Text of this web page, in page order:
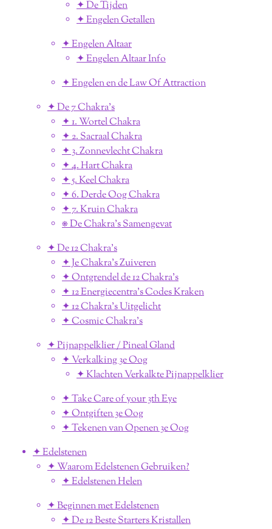
✦ De Tijden
✦ Engelen Getallen
✦ Engelen Altaar
✦ Engelen Altaar Info
✦ Engelen en de Law Of Attraction
✦ De 7 Chakra's
✦ 1. Wortel Chakra
✦ 2. Sacraal Chakra
✦ 3. Zonnevlecht Chakra
✦ 4. Hart Chakra
✦ 5. Keel Chakra
✦ 6. Derde Oog Chakra
✦ 7. Kruin Chakra
⎈ De Chakra's Samengevat
✦ De 12 Chakra's
✦ Je Chakra's Zuiveren
✦ Ontgrendel de 12 Chakra's
✦ 12 Energiecentra's Codes Kraken
✦ 12 Chakra's Uitgelicht
✦ Cosmic Chakra's
✦ Pijnappelklier / Pineal Gland
✦ Verkalking 3e Oog
✦ Klachten Verkalkte Pijnappelklier
✦ Take Care of your 3th Eye
✦ Ontgiften 3e Oog
✦ Tekenen van Openen 3e Oog
✦ Edelstenen
✦ Waarom Edelstenen Gebruiken?
✦ Edelstenen Helen
✦ Beginnen met Edelstenen
✦ De 12 Beste Starters Kristallen